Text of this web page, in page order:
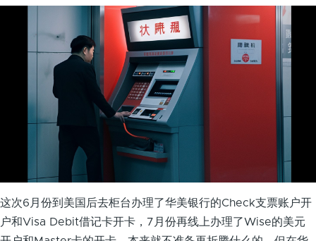
这次6月份到美国后去柜台办理了华美银行的Check支票账户开
户和Visa Debit借记卡开卡，7月份再线上办理了Wise的美元